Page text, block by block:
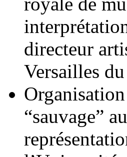
directeur
Versailles
“sauvage”